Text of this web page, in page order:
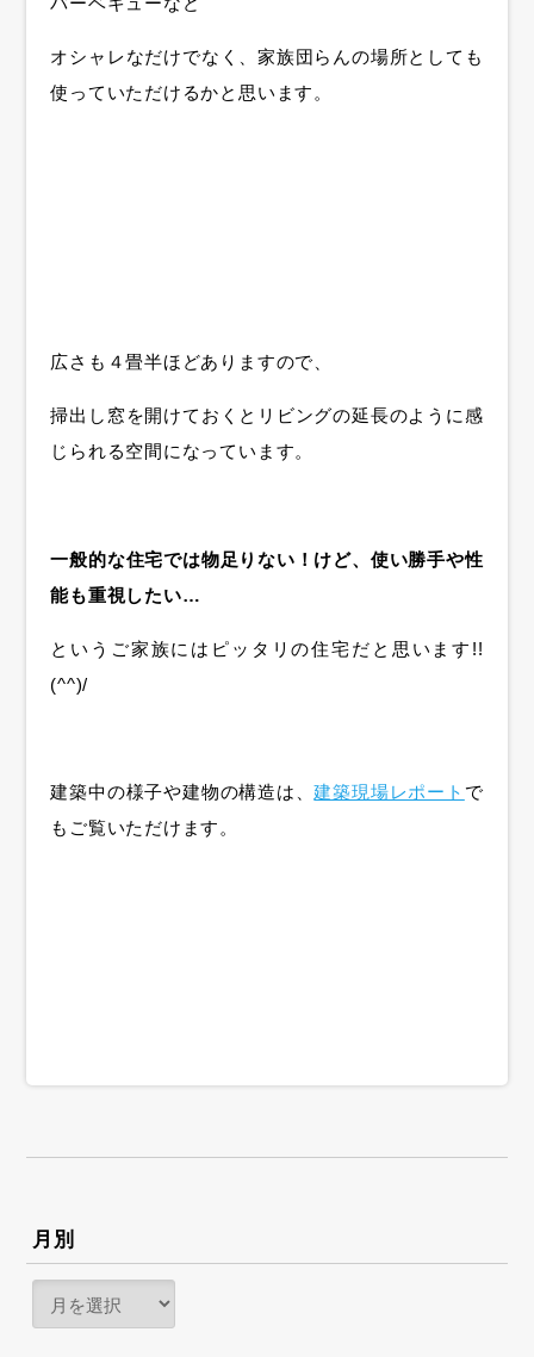
オシャレなだけでなく、家族団らんの場所としても
使っていただけるかと思います。
広さも４畳半ほどありますので、
掃出し窓を開けておくとリビングの延長のように感
じられる空間になっています。
一般的な住宅では物足りない！けど、使い勝手や性
能も重視したい…
というご家族にはピッタリの住宅だと思います!!
(^^)/
建築中の様子や建物の構造は、建築現場レポート で
もご覧いただけます。
月別